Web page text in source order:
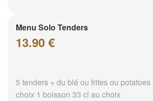
Menu Solo Tenders
13.90 €
5 tenders + du blé ou frites ou
choix 1 boisson 33 cl au choix